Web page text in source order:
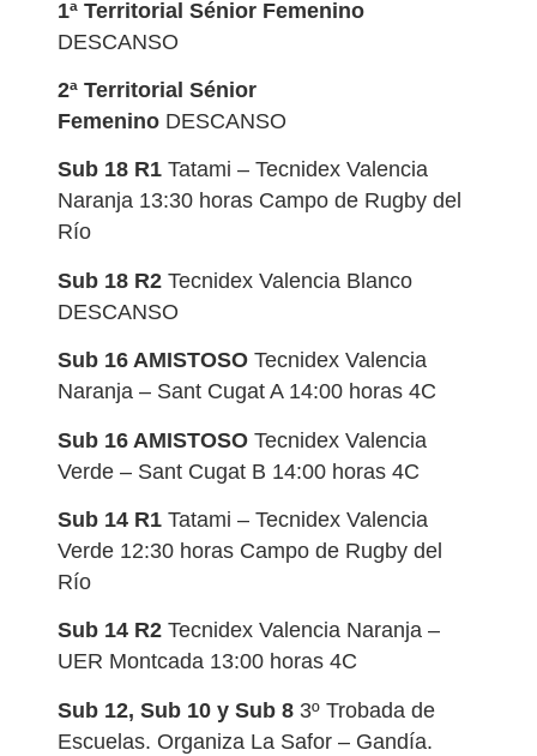
1ª Territorial Sénior Femenino
DESCANSO
2ª Territorial Sénior
Femenino DESCANSO
Sub 18 R1 Tatami – Tecnidex Valencia
Naranja 13:30 horas Campo de Rugby del
Río
Sub 18 R2 Tecnidex Valencia Blanco
DESCANSO
Sub 16 AMISTOSO Tecnidex Valencia
Naranja – Sant Cugat A 14:00 horas 4C
Sub 16 AMISTOSO Tecnidex Valencia
Verde – Sant Cugat B 14:00 horas 4C
Sub 14 R1 Tatami – Tecnidex Valencia
Verde 12:30 horas Campo de Rugby del
Río
Sub 14 R2 Tecnidex Valencia Naranja –
UER Montcada 13:00 horas 4C
Sub 12, Sub 10 y Sub 8 3º Trobada de
Escuelas. Organiza La Safor – Gandía.